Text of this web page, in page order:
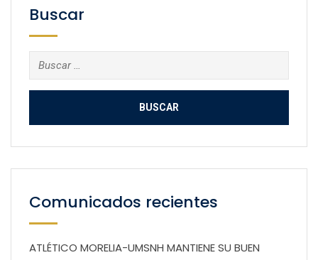
Buscar
Buscar:
Comunicados recientes
ATLÉTICO MORELIA-UMSNH MANTIENE SU BUEN